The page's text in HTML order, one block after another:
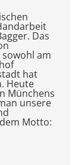
Das
am
hat
Heute
Münchens
unsere
Motto: